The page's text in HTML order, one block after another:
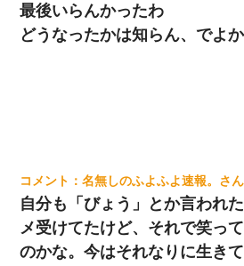
最後いらんかったわ
どうなったかは知らん、でよ
名無しのふよふよ速報。
自分も「びょう」とか言われ
メ受けてたけど、それで笑っ
のかな。今はそれなりに生き